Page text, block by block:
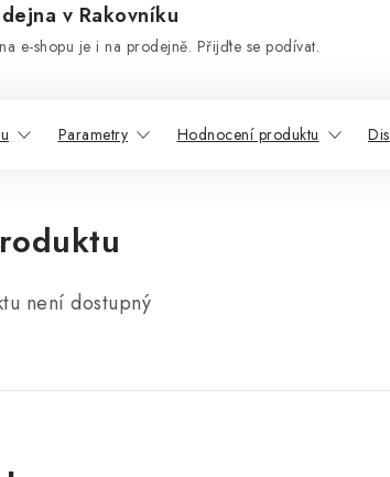
v Rakovníku
e-shopu je i na prodejně. Přijďte se podívat.
Parametry Hodnocení produktu
není dostupný